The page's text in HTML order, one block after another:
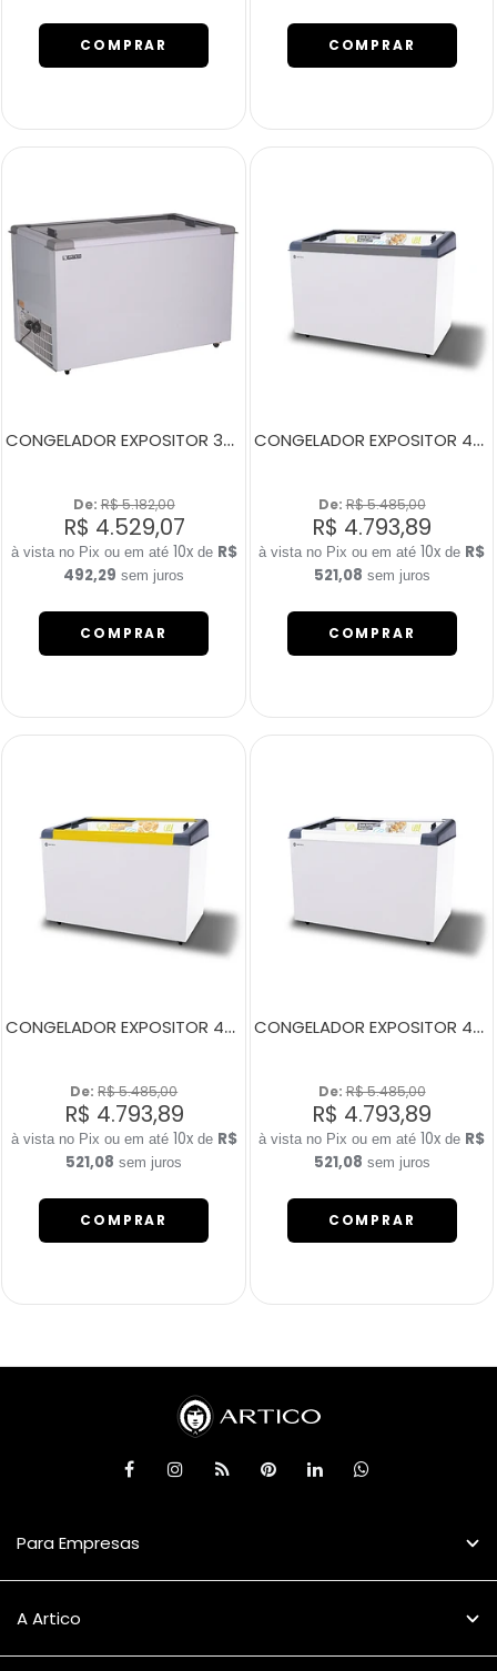
COMPRAR COMPRAR
CONGELADOR EXPOSITOR 380 LITROS ECO 350 BRANCO
De: R$ 5.182,00
R$ 4.529,07
10xde R$
492,29 sem juros
COMPRAR
CONGELADOR EXPOSITOR 400 LITROS NEW SLIM 350 BIVOLT CINZA
De: R$ 5.485,00
R$ 4.793,89
10x de R$
521,08 sem juros
COMPRAR
CONGELADOR EXPOSITOR 400 LITROS NEW SLIM 350 BIVOLT AMARELO
De: R$ 5.485,00
R$ 4.793,89
10xde R$
521,08 sem juros
COMPRAR
CONGELADOR EXPOSITOR 400 LITROS NEW SLIM 350 BIVOLT BRANCO
De: R$ 5.485,00
R$ 4.793,89
10x de R$
521,08 sem juros
COMPRAR
Para Empresas
A Artico